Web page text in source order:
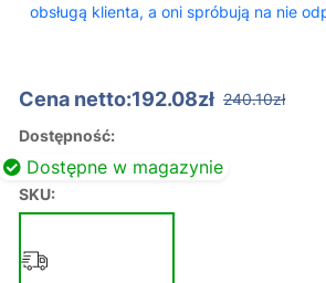
obsługą klienta, a oni spróbują na nie
Cena netto:192.08zł 240.10zł
Dostępność:
Dostępne w magazynie
SKU: